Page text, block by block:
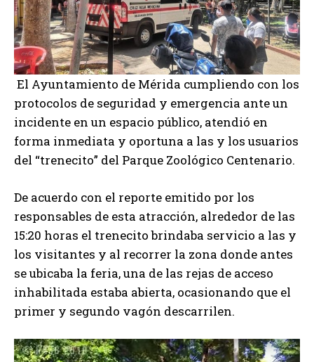
El Ayuntamiento de Mérida cumpliendo con los
protocolos de seguridad y emergencia ante un
incidente en un espacio público, atendió en
forma inmediata y oportuna a las y los usuarios
del “trenecito” del Parque Zoológico Centenario.
De acuerdo con el reporte emitido por los
responsables de esta atracción, alrededor de las
15:20 horas el trenecito brindaba servicio a las y
los visitantes y al recorrer la zona donde antes
se ubicaba la feria, una de las rejas de acceso
inhabilitada estaba abierta, ocasionando que el
primer y segundo vagón descarrilen.